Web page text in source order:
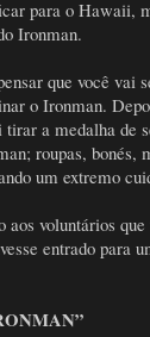
para o Hawaii,
Ironman.
que você vai
o Ironman.
a medalha de
roupas,
um extremo
voluntários
entrado para